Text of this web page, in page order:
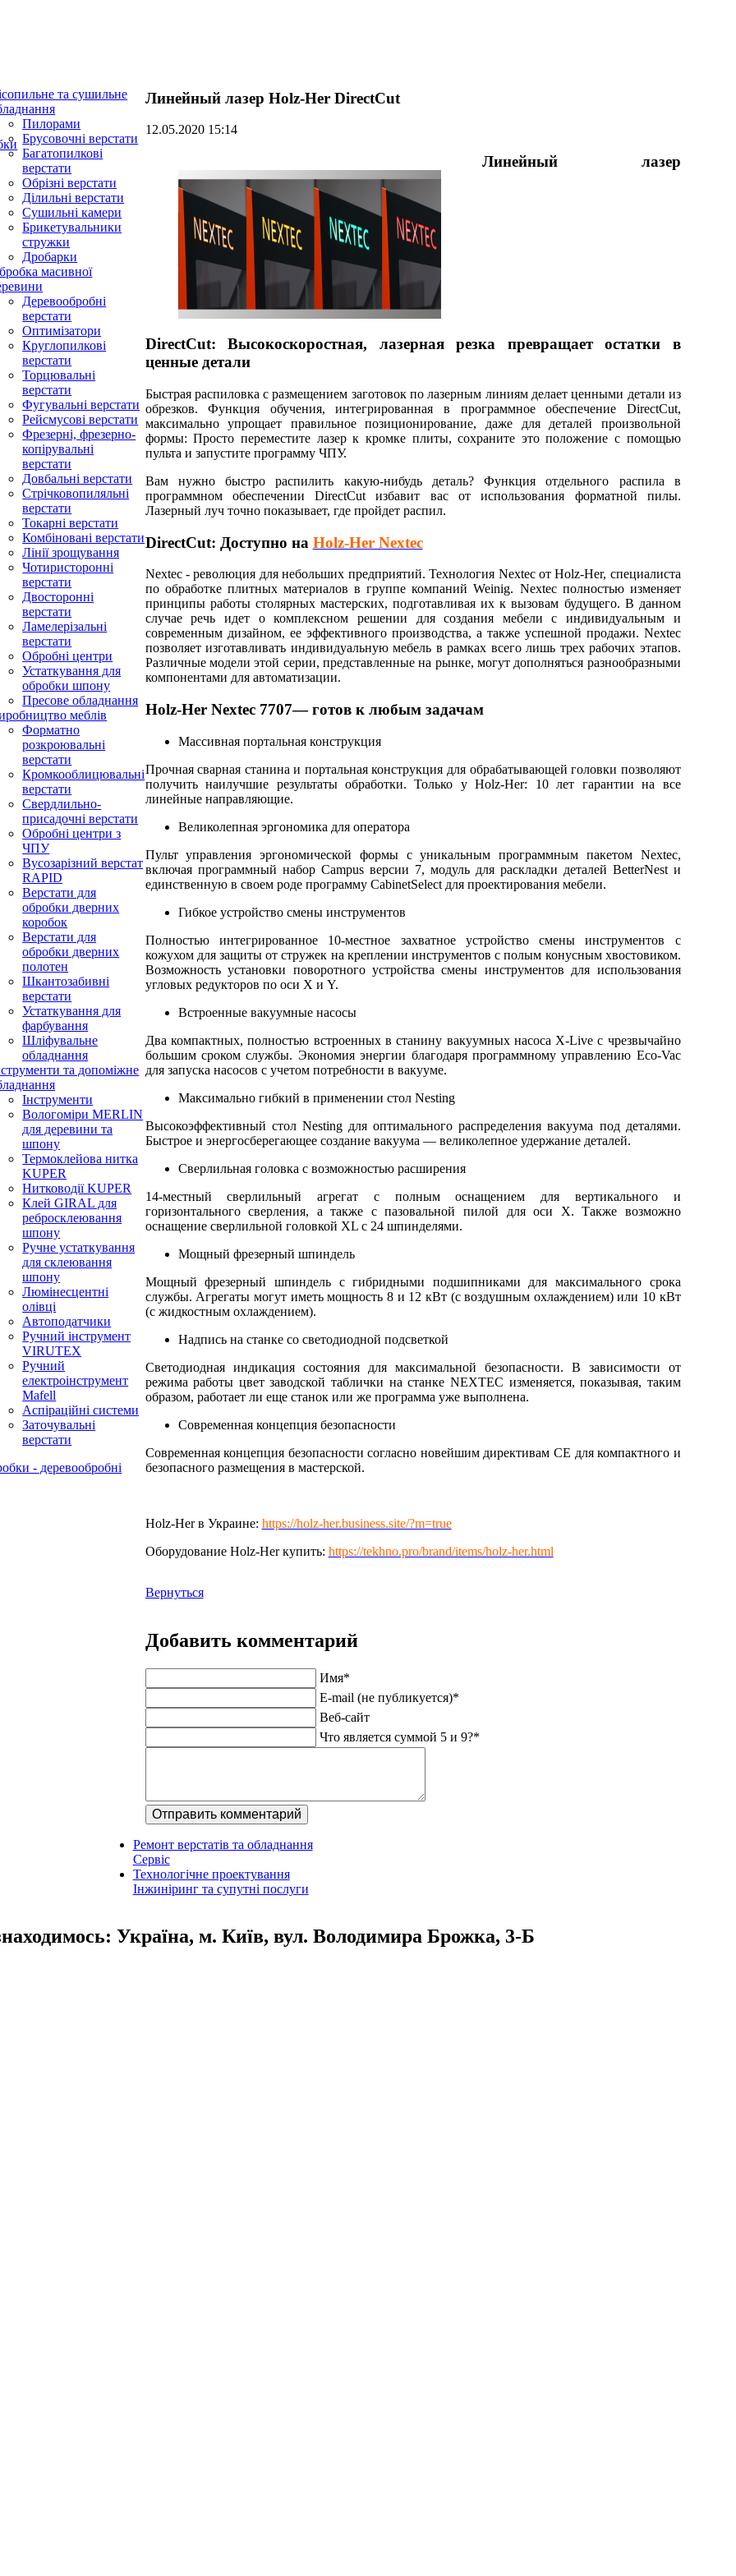
та сушильне
Пилорами
Брусовочні верстати
Багатопилкові
верстати
Обрізні верстати
Ділильні верстати
Сушильні камери
Брикетувальники
стружки
Дробарки
масивної
Деревообробні
верстати
Оптимізатори
Круглопилкові
верстати
Торцювальні
верстати
Фугувальні верстати
Рейсмусові верстати
Фрезерні, фрезерно-
копірувальні
верстати
Довбальні верстати
Стрічковопиляльні
верстати
Токарні верстати
Комбіновані верстати
Лінії зрощування
Чотиристоронні
верстати
Двосторонні
верстати
Ламелерізальні
верстати
Обробні центри
Устаткування для
обробки шпону
Пресове обладнання
меблів
Форматно
розкроювальні
верстати
Кромкооблицювальні
верстати
Свердлильно-
присадочні верстати
Обробні центри з
ЧПУ
Вусозарізний верстат
RAPID
Верстати для
обробки дверних
коробок
Верстати для
обробки дверних
полотен
Шкантозабивні
верстати
Устаткування для
фарбування
Шліфувальне
обладнання
та допоміжне
Інструменти
Вологоміри MERLIN
для деревини та
шпону
Термоклейова нитка
KUPER
Нитководії KUPER
Клей GIRAL для
ребросклеювання
шпону
Ручне устаткування
для склеювання
шпону
Люмінесцентні
олівці
Автоподатчики
Ручний інструмент
VIRUTEX
Ручний
електроінструмент
Mafell
Аспіраційні системи
Заточувальні
верстати
- деревообробні
Линейный лазер Holz-Her DirectCut
12.05.2020 15:14
Линейный лазер
DirectCut: Высокоскоростная, лазерная резка превращает остатки в
ценные детали
Быстрая распиловка с размещением заготовок по лазерным линиям делает ценными детали из
обрезков. Функция обучения, интегрированная в программное обеспечение DirectCut,
максимально упрощает правильное позиционирование, даже для деталей произвольной
формы: Просто переместите лазер к кромке плиты, сохраните это положение с помощью
пульта и запустите программу ЧПУ.
Вам нужно быстро распилить какую-нибудь деталь? Функция отдельного распила в
программном обеспечении DirectCut избавит вас от использования форматной пилы.
Лазерный луч точно показывает, где пройдет распил.
DirectCut: Доступно на Holz-Her Nextec
Nextec - революция для небольших предприятий. Технология Nextec от Holz-Her, специалиста
по обработке плитных материалов в группе компаний Weinig. Nextec полностью изменяет
принципы работы столярных мастерских, подготавливая их к вызовам будущего. В данном
случае речь идет о комплексном решении для создания мебели с индивидуальным и
современным дизайном, ее эффективного производства, а также успешной продажи. Nextec
позволяет изготавливать индивидуальную мебель в рамках всего лишь трех рабочих этапов.
Различные модели этой серии, представленные на рынке, могут дополняться разнообразными
компонентами для автоматизации.
Holz-Her Nextec 7707— готов к любым задачам
Массивная портальная конструкция
Прочная сварная станина и портальная конструкция для обрабатывающей головки позволяют
получить наилучшие результаты обработки. Только у Holz-Her: 10 лет гарантии на все
линейные направляющие.
Великолепная эргономика для оператора
Пульт управления эргономической формы с уникальным программным пакетом Nextec,
включая программный набор Campus версии 7, модуль для раскладки деталей BetterNest и
единственную в своем роде программу CabinetSelect для проектирования мебели.
Гибкое устройство смены инструментов
Полностью интегрированное 10-местное захватное устройство смены инструментов с
кожухом для защиты от стружек на креплении инструментов с полым конусным хвостовиком.
Возможность установки поворотного устройства смены инструментов для использования
угловых редукторов по оси X и Y.
Встроенные вакуумные насосы
Два компактных, полностью встроенных в станину вакуумных насоса X-Live с чрезвычайно
большим сроком службы. Экономия энергии благодаря программному управлению Eco-Vac
для запуска насосов с учетом потребности в вакууме.
Максимально гибкий в применении стол Nesting
Высокоэффективный стол Nesting для оптимального распределения вакуума под деталями.
Быстрое и энергосберегающее создание вакуума — великолепное удержание деталей.
Сверлильная головка с возможностью расширения
14-местный сверлильный агрегат с полным оснащением для вертикального и
горизонтального сверления, а также с пазовальной пилой для оси X. Также возможно
оснащение сверлильной головкой XL с 24 шпинделями.
Мощный фрезерный шпиндель
Мощный фрезерный шпиндель с гибридными подшипниками для максимального срока
службы. Агрегаты могут иметь мощность 8 и 12 кВт (с воздушным охлаждением) или 10 кВт
(с жидкостным охлаждением).
Надпись на станке со светодиодной подсветкой
Светодиодная индикация состояния для максимальной безопасности. В зависимости от
режима работы цвет заводской таблички на станке NEXTEC изменяется, показывая, таким
образом, работает ли еще станок или же программа уже выполнена.
Современная концепция безопасности
Современная концепция безопасности согласно новейшим директивам CE для компактного и
безопасного размещения в мастерской.
Holz-Her в Украине: https://holz-her.business.site/?m=true
Оборудование Holz-Her купить: https://tekhno.pro/brand/items/holz-her.html
Вернуться
Добавить комментарий
Имя*
E-mail (не публикуется)*
Веб-сайт
Что является суммой 5 и 9?*
Ремонт верстатів та обладнання
Сервіс
Технологічне проектування
Інжиніринг та супутні послуги
Україна, м. Київ, вул. Володимира Брожка, 3-Б